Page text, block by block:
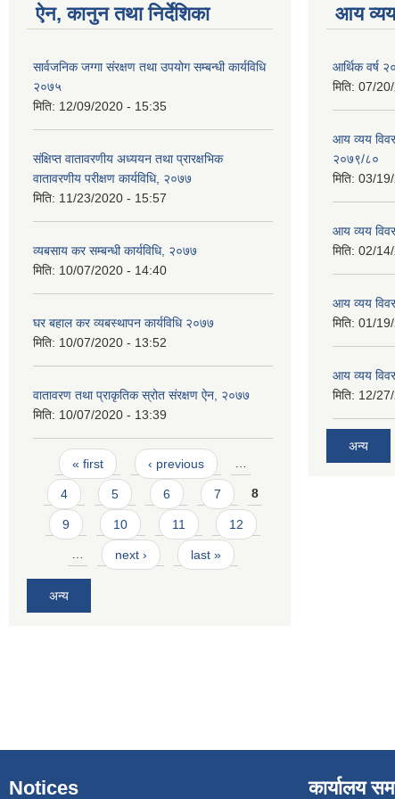
ऐन, कानुन तथा निर्देशिका
सार्वजनिक जग्गा संरक्षण तथा उपयोग सम्बन्धी कार्यविधि
२०७५
मिति: 12/09/2020 - 15:35
संक्षिप्त वातावरणीय अध्ययन तथा प्रारक्षभिक
वातावरणीय परीक्षण कार्यविधि, २०७७
मिति: 11/23/2020 - 15:57
व्यबसाय कर सम्बन्धी कार्यविधि, २०७७
मिति: 10/07/2020 - 14:40
घर बहाल कर व्यबस्थापन कार्यविधि २०७७
मिति: 10/07/2020 - 13:52
वातावरण तथा प्राकृतिक स्रोत संरक्षण ऐन, २०७७
मिति: 10/07/2020 - 13:39
Pages
« first ‹ previous …
4 5 6 7 8
9 10 11 12
… next › last »
अन्य
आय
आर्थिक वर्ष
मिति: 07/
आय व्यय
२०७९/८०
मिति: 03/
आय व्यय
मिति: 02/
आय व्यय
मिति: 01/
आय व्यय
मिति: 12/
अन्य
Notices कार्यालय